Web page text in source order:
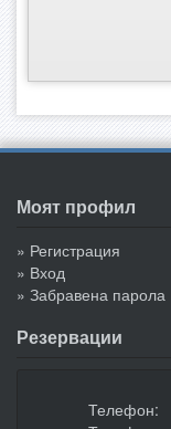
Моят профил
» Регистрация
» Вход
» Забравена парола
Резервации
Телефон: